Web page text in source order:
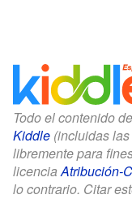
Todo el contenido
Kiddle (incluidas
libremente para
licenciaAtribución-
lo contrario. Citar